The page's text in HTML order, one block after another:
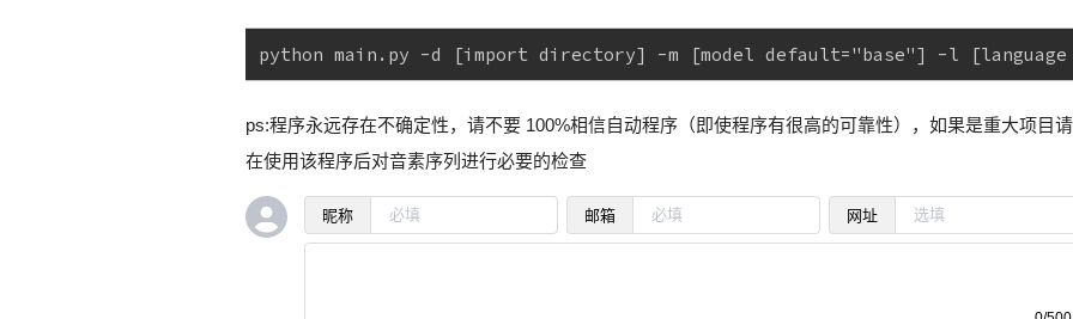
python main.py -d [import directory] -m [model default="base"] -l [language
ps:程序永远存在不确定性，请不要 100%相信自动程序（即使程序有很高的可靠性），如果是重大项目请
在使用该程序后对音素序列进行必要的检查
昵称 邮箱 网址